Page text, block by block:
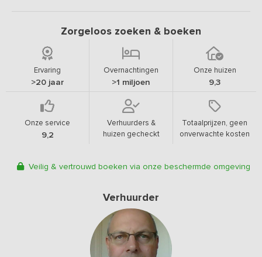
Zorgeloos zoeken & boeken
Ervaring
>20 jaar
Overnachtingen
>1 miljoen
Onze huizen
9,3
Onze service
9,2
Verhuurders &
huizen gecheckt
Totaalprijzen, geen
onverwachte kosten
Veilig & vertrouwd boeken via onze beschermde omgeving
Verhuurder